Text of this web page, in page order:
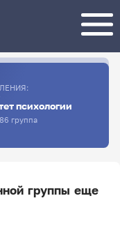
психологии
группа
группы еще